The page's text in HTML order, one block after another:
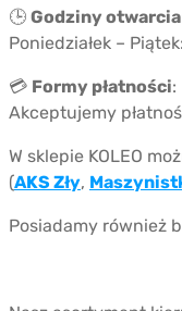
🕒 Godziny otwarcia
Poniedziałek –
💳 Formy płatności:
Akceptujemy
W sklepie KOLEO
(AKS Zły,
Posiadamy również